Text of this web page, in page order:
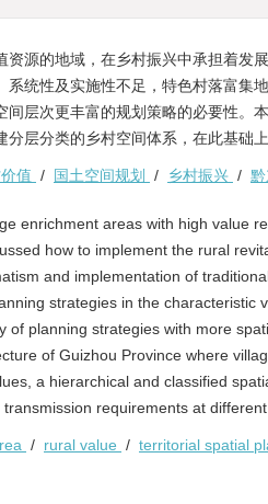
资源的地域，在乡村振兴中承担着发
统性及实施性不足，特色村落富集
层次更丰富的规划策略的必要性。
层分类的乡村空间体系，在此基础
值 / 国土空间规划 / 乡村振兴 /
enrichment areas with high value
how to implement the rural
and implementation of
strategies in the
of planning strategies with more
of Guizhou Province where
a hierarchical and classified
requirements at
/ rural value / territorial spatial